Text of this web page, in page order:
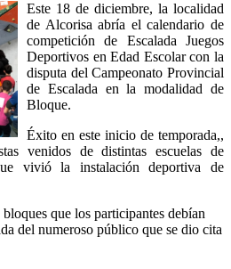
Este 18 de diciembre, la localidad
de Alcorisa abría el calendario de
competición de Escalada Juegos
Deportivos en Edad Escolar con la
disputa del Campeonato Provincial
de Escalada en la modalidad de
Bloque.
Éxito en este inicio de temporada,,
venidos de distintas escuelas de
vivió la instalación deportiva de
que los participantes debían
del numeroso público que se dio cita